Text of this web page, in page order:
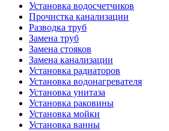
Установка водосчетчиков
Прочистка канализации
Разводка труб
Замена труб
Замена стояков
Замена канализации
Установка радиаторов
Установка водонагревателя
Установка унитаза
Установка раковины
Установка мойки
Установка ванны